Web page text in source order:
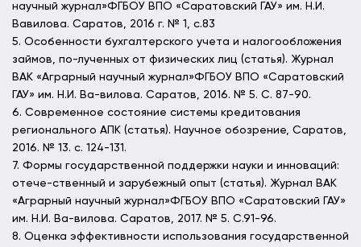
научный журнал»ФГБОУ ВПО «Саратовский ГАУ» им. Н.И.
Вавилова. Саратов, 2016 г. № 1, с.83
5. Особенности бухгалтерского учета и налогообложения
займов, по-лученных от физических лиц (статья). Журнал
ВАК «Аграрный научный журнал»ФГБОУ ВПО «Саратовский
ГАУ» им. Н.И. Ва-вилова. Саратов, 2016. № 5. С. 87-90.
6. Современное состояние системы кредитования
регионального АПК (статья). Научное обозрение, Саратов,
2016. № 13. с. 124-131.
7. Формы государственной поддержки науки и инноваций:
отече-ственный и зарубежный опыт (статья). Журнал ВАК
«Аграрный научный журнал»ФГБОУ ВПО «Саратовский ГАУ»
им. Н.И. Ва-вилова. Саратов, 2017. № 5. С.91-96.
8. Оценка эффективности использования государственной